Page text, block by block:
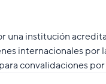
una institución
internacionales por
convalidaciones